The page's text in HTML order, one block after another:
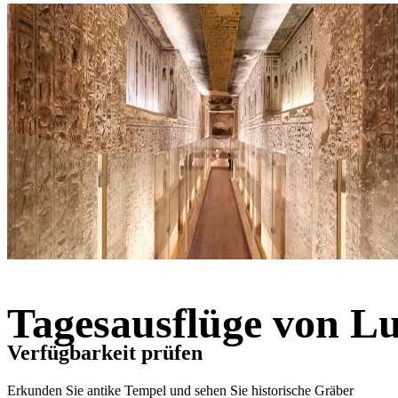
Tagesausflüge von
Erkunden Sie antike Tempel und sehen Sie historische Gräber
Verfügbarkeit prüfen